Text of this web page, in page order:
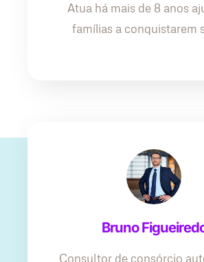
Atua há mais de 8 anos
famílias a conquistarem
Bruno
Consultor de consórcio